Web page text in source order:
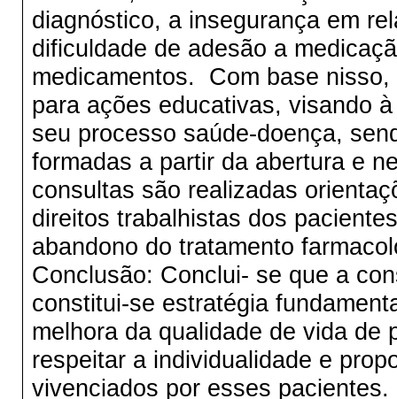
diagnóstico, a insegurança em
dificuldade de adesão a
medicamentos. Com base
para ações educativas, visando
seu processo saúde-doença,
formadas a partir da abertura e
consultas são realizadas
direitos trabalhistas dos
abandono do tratamento
Conclusão: Conclui- se que a
constitui-se estratégia
melhora da qualidade de vida de
respeitar a individualidade e
vivenciados por esses pacientes.